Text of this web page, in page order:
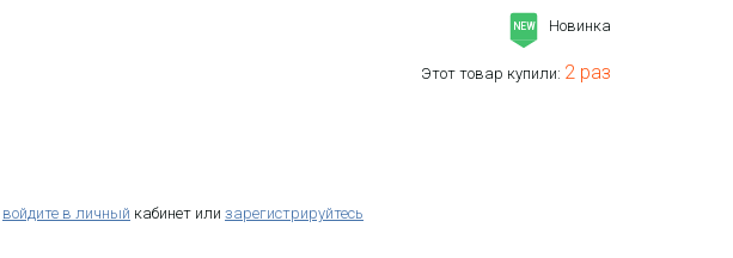
NEW Новинка
Этот товар купили: 2 раз
войдите в личный кабинет или зарегистрируйтесь